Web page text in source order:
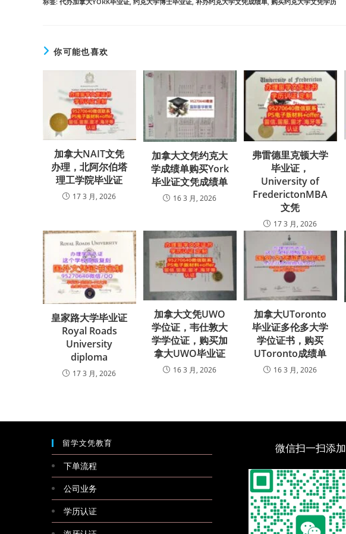
你可能也喜欢
加拿大NAIT文凭
办理，北阿尔伯塔
理工学院毕业证
17 3 月, 2026
加拿大文凭约克大
学成绩单购买York
毕业证文凭成绩单
16 3 月, 2026
弗雷德里克顿大学
毕业证，
University of
FrederictonMBA
文凭
17 3 月, 2026
皇家路大学毕业证
Royal Roads
University
diploma
17 3 月, 2026
加拿大文凭UWO
学位证，韦仕敦大
学学位证，购买加
拿大UWO毕业证
16 3 月, 2026
加拿大UToronto
毕业证多伦多大学
学位证书，购买
UToronto成绩单
16 3 月, 2026
留学文凭教育
下单流程
公司业务
学历认证
微信扫一扫添加